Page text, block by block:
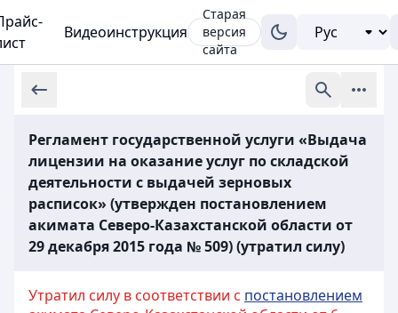
Видеоинструкция
Старая
версия
сайта
Регламент государственной услуги «Выдача
лицензии на оказание услуг по складской
деятельности с выдачей зерновых
расписок» (утвержден постановлением
акимата Северо-Казахстанской области от
29 декабря 2015 года № 509) (утратил силу)
Утратил силу в соответствии с постановлением